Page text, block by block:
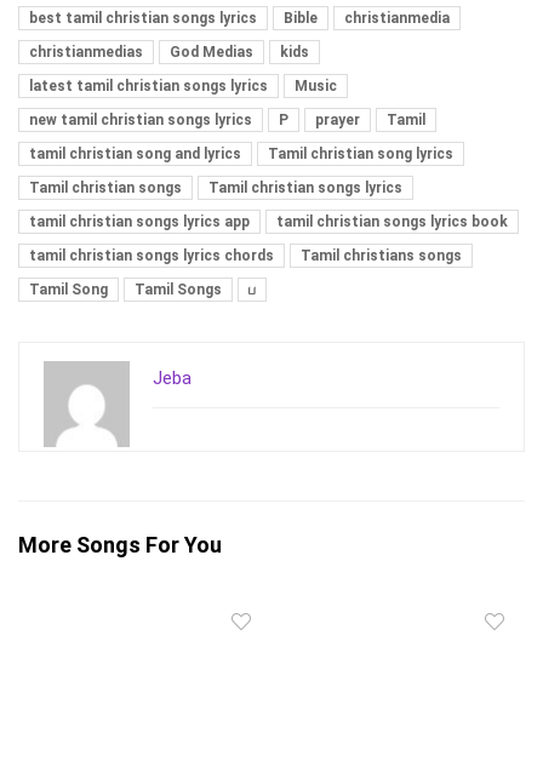
best tamil christian songs lyrics
Bible
christianmedia
christianmedias
God Medias
kids
latest tamil christian songs lyrics
Music
new tamil christian songs lyrics
P prayer
Tamil
tamil christian song and lyrics
Tamil christian song lyrics
Tamil christian songs
Tamil christian songs lyrics
tamil christian songs lyrics app
tamil christian songs lyrics book
tamil christian songs lyrics chords
Tamil christians songs
Tamil Song
Tamil Songs ப
Jeba
More Songs For You